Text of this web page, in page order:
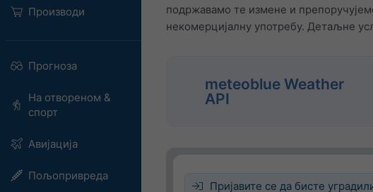
Производи
Прогноза
На отвореном &
спорт
Авијација
Пољопривреда
подржавамо те измене и
некомерцијалну употребу. Детаљне
meteoblue Weather
API
Пријавите се да бисте